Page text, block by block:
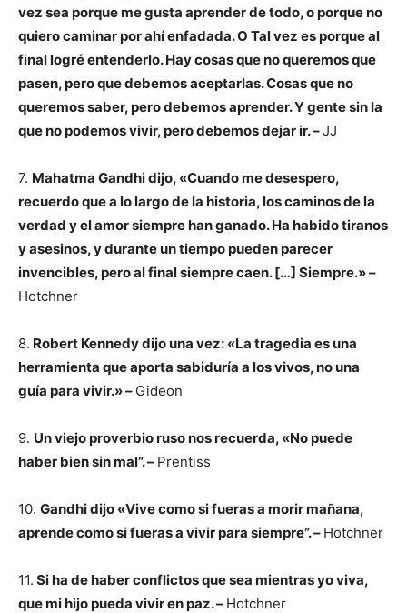
vez sea porque me gusta aprender de todo, o porque no
quiero caminar por ahí enfadada. O Tal vez es porque al
final logré entenderlo. Hay cosas que no queremos que
pasen, pero que debemos aceptarlas. Cosas que no
queremos saber, pero debemos aprender. Y gente sin la
que no podemos vivir, pero debemos dejar ir. –JJ
7. Mahatma Gandhi dijo, «Cuando me desespero,
recuerdo que a lo largo de la historia, los caminos de la
verdad y el amor siempre han ganado. Ha habido tiranos
y asesinos, y durante un tiempo pueden parecer
invencibles, pero al final siempre caen. […] Siempre.» –
Hotchner
8. Robert Kennedy dijo una vez: «La tragedia es una
herramienta que aporta sabiduría a los vivos, no una
guía para vivir.» – Gideon
9. Un viejo proverbio ruso nos recuerda, «No puede
haber bien sin mal”. – Prentiss
10. Gandhi dijo «Vive como si fueras a morir mañana,
aprende como si fueras a vivir para siempre”. – Hotchner
11. Si ha de haber conflictos que sea mientras yo viva,
que mi hijo pueda vivir en paz. – Hotchner